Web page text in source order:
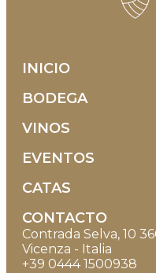
INICIO
BODEGA
VINOS
EVENTOS
CATAS
CONTACTO
Contrada Selva, 10
Vicenza - Italia
+39 0444 1500938